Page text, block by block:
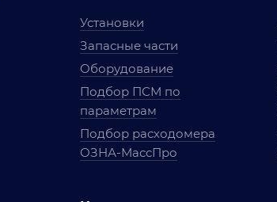
Установки
Запасные части
Оборудование
Подбор ПСМ по
параметрам
Подбор расходомера
ОЗНА-МассПро